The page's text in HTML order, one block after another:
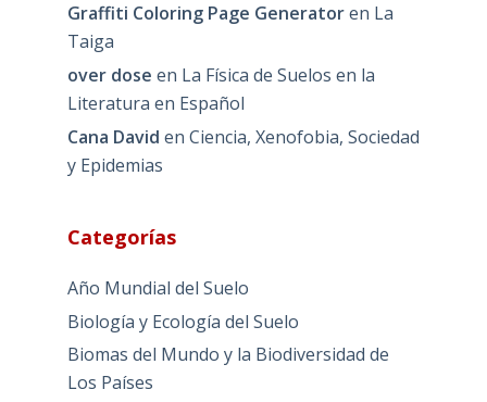
Graffiti Coloring Page Generatoren La
Taiga
over dose en La Física de Suelos en la
Literatura en Español
Cana David en Ciencia, Xenofobia, Sociedad
y Epidemias
Categorías
Año Mundial del Suelo
Biología y Ecología del Suelo
Biomas del Mundo y la Biodiversidad de
Los Países